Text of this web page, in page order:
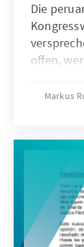
Die
offen,
wird.
wird.
Markus